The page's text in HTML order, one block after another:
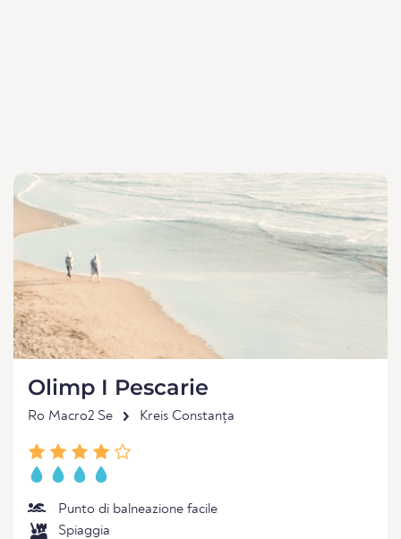
Olimp I Pescarie
Ro Macro2 Se Kreis Constanța
Punto di balneazione facile
Spiaggia